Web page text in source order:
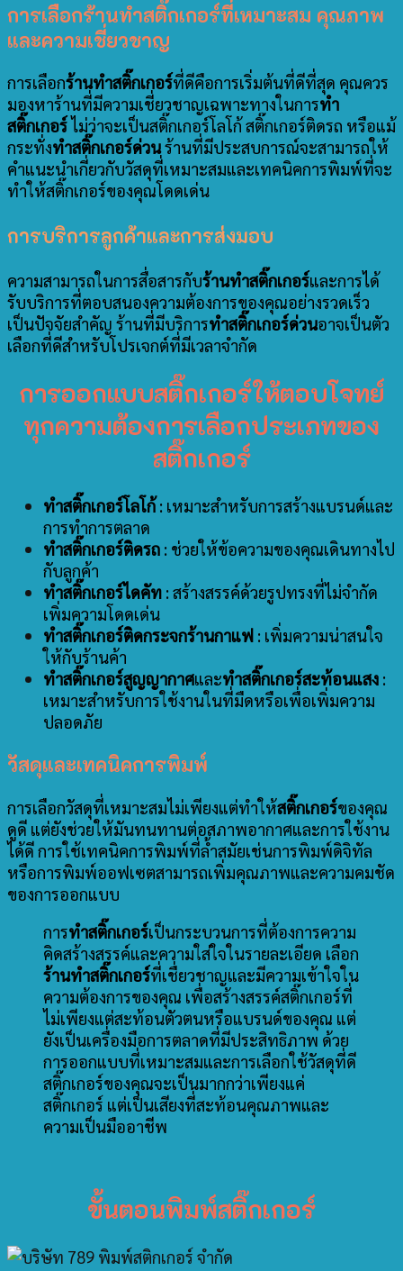
การเลือกร้านทำสติ๊กเกอร์ที่เหมาะสม คุณภาพ
และความเชี่ยวชาญ
การเลือกร้านทำสติ๊กเกอร์ที่ดีคือการเริ่มต้นที่ดีที่สุด คุณควร
มองหาร้านที่มีความเชี่ยวชาญเฉพาะทางในการทำ
สติ๊กเกอร์ไม่ว่าจะเป็นสติ๊กเกอร์โลโก้ สติ๊กเกอร์ติดรถ หรือแม้
กระทั่งทำสติ๊กเกอร์ด่วนร้านที่มีประสบการณ์จะสามารถให้
คำแนะนำเกี่ยวกับวัสดุที่เหมาะสมและเทคนิคการพิมพ์ที่จะ
ทำให้สติ๊กเกอร์ของคุณโดดเด่น
การบริการลูกค้าและการส่งมอบ
ความสามารถในการสื่อสารกับร้านทำสติ๊กเกอร์และการได้
รับบริการที่ตอบสนองความต้องการของคุณอย่างรวดเร็ว
เป็นปัจจัยสำคัญ ร้านที่มีบริการทำสติ๊กเกอร์ด่วนอาจเป็นตัว
เลือกที่ดีสำหรับโปรเจกต์ที่มีเวลาจำกัด
การออกแบบสติ๊กเกอร์ให้ตอบโจทย์
ทุกความต้องการเลือกประเภทของ
สติ๊กเกอร์
ทำสติ๊กเกอร์โลโก้: เหมาะสำหรับการสร้างแบรนด์และ
การทำการตลาด
ทำสติ๊กเกอร์ติดรถ : ช่วยให้ข้อความของคุณเดินทางไป
กับลูกค้า
ทำสติ๊กเกอร์ไดคัท : สร้างสรรค์ด้วยรูปทรงที่ไม่จำกัด
เพิ่มความโดดเด่น
ทำสติ๊กเกอร์ติดกระจกร้านกาแฟ : เพิ่มความน่าสนใจ
ให้กับร้านค้า
ทำสติ๊กเกอร์สูญญากาศและทำสติ๊กเกอร์สะท้อนแสง :
เหมาะสำหรับการใช้งานในที่มืดหรือเพื่อเพิ่มความ
ปลอดภัย
วัสดุและเทคนิคการพิมพ์
การเลือกวัสดุที่เหมาะสมไม่เพียงแต่ทำให้สติ๊กเกอร์ของคุณ
ดูดี แต่ยังช่วยให้มันทนทานต่อสภาพอากาศและการใช้งาน
ได้ดี การใช้เทคนิคการพิมพ์ที่ล้ำสมัยเช่นการพิมพ์ดิจิทัล
หรือการพิมพ์ออฟเซตสามารถเพิ่มคุณภาพและความคมชัด
ของการออกแบบ
การทำสติ๊กเกอร์เป็นกระบวนการที่ต้องการความ
คิดสร้างสรรค์และความใส่ใจในรายละเอียด เลือก
ร้านทำสติ๊กเกอร์ที่เชื่ยวชาญและมีความเข้าใจใน
ความต้องการของคุณ เพื่อสร้างสรรค์สติ๊กเกอร์ที่
ไม่เพียงแต่สะท้อนตัวตนหรือแบรนด์ของคุณ แต่
ยังเป็นเครื่องมือการตลาดที่มีประสิทธิภาพ ด้วย
การออกแบบที่เหมาะสมและการเลือกใช้วัสดุที่ดี
สติ๊กเกอร์ของคุณจะเป็นมากกว่าเพียงแค่
สติ๊กเกอร์ แต่เป็นเสียงที่สะท้อนคุณภาพและ
ความเป็นมืออาชีพ
ขั้นตอนพิมพ์สติ๊กเกอร์